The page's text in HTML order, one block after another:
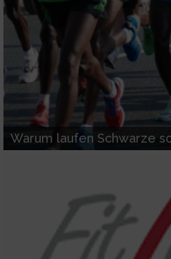
Warum laufen Schwarze